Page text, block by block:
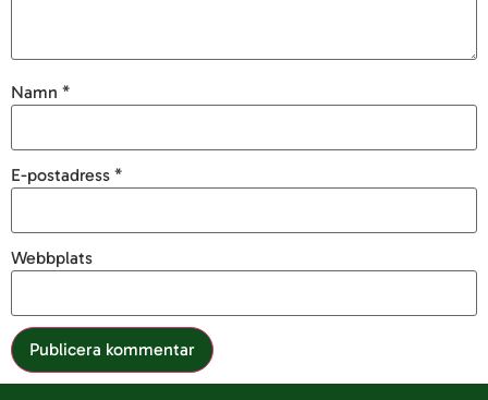
Namn *
E-postadress *
Webbplats